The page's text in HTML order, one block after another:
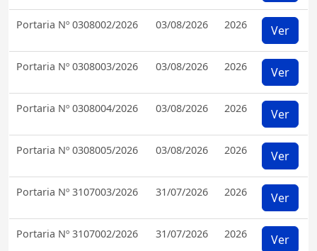
Portaria Nº 0308002/2026 03/08/2026 2026 Ver
Portaria Nº 0308003/2026 03/08/2026 2026 Ver
Portaria Nº 0308004/2026 03/08/2026 2026 Ver
Portaria Nº 0308005/2026 03/08/2026 2026 Ver
Portaria Nº 3107003/2026 31/07/2026 2026 Ver
Portaria Nº 3107002/2026 31/07/2026 2026 Ver